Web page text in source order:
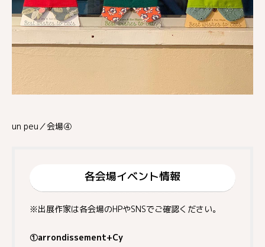
un peu／会場④
各会場イベント情報
※出展作家は各会場のHPやSNSでご確認ください。
①arrondissement+Cy